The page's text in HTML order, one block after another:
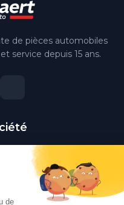
de pièces automobiles
service depuis 15 ans.
de vente